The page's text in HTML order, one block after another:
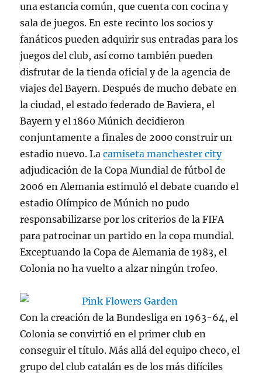
una estancia común, que cuenta con cocina y
sala de juegos. En este recinto los socios y
fanáticos pueden adquirir sus entradas para los
juegos del club, así como también pueden
disfrutar de la tienda oficial y de la agencia de
viajes del Bayern. Después de mucho debate en
la ciudad, el estado federado de Baviera, el
Bayern y el 1860 Múnich decidieron
conjuntamente a finales de 2000 construir un
estadio nuevo. Lacamiseta manchester city
adjudicación de la Copa Mundial de fútbol de
2006 en Alemania estimuló el debate cuando el
estadio Olímpico de Múnich no pudo
responsabilizarse por los criterios de la FIFA
para patrocinar un partido en la copa mundial.
Exceptuando la Copa de Alemania de 1983, el
Colonia no ha vuelto a alzar ningún trofeo.
Con la creación de la Bundesliga en 1963-64, el
Colonia se convirtió en el primer club en
conseguir el título. Más allá del equipo checo, el
grupo del club catalán es de los más difíciles